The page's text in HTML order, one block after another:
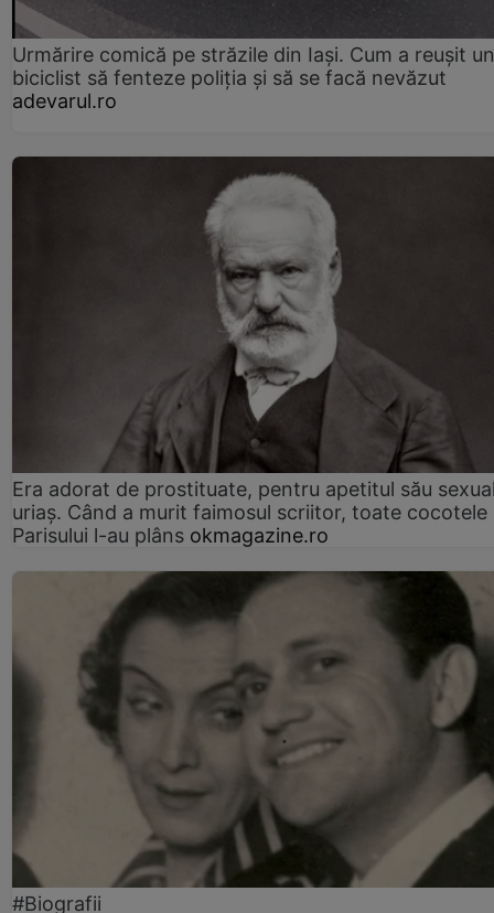
Urmărire comică pe străzile din Iași. Cum a reușit un
biciclist să fenteze poliția și să se facă nevăzut
adevarul.ro
Era adorat de prostituate, pentru apetitul său
uriaș. Când a murit faimosul scriitor, toate cocotele
Parisului l-au plâns okmagazine.ro
#Biografii